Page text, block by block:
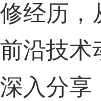
修经历，
前沿技术
深入分享